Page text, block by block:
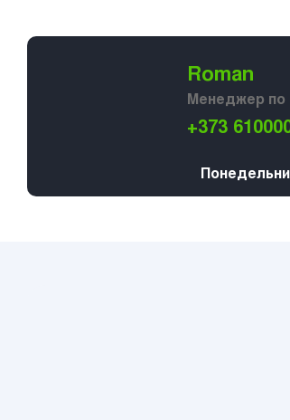
Roman
Менеджер по
+373